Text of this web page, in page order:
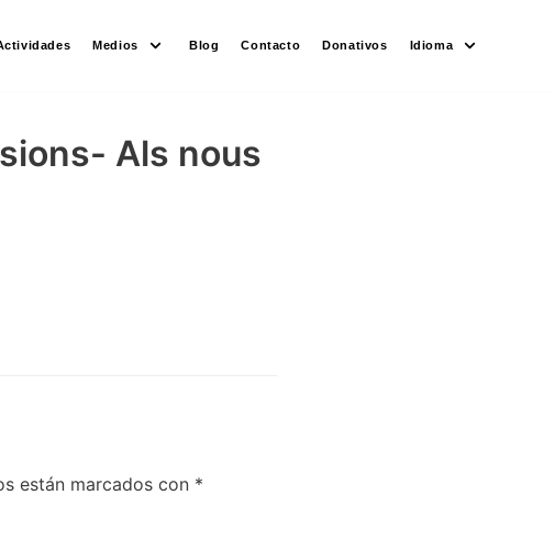
Medios Blog Contacto Donativos Idioma
Als nous
están marcados con *